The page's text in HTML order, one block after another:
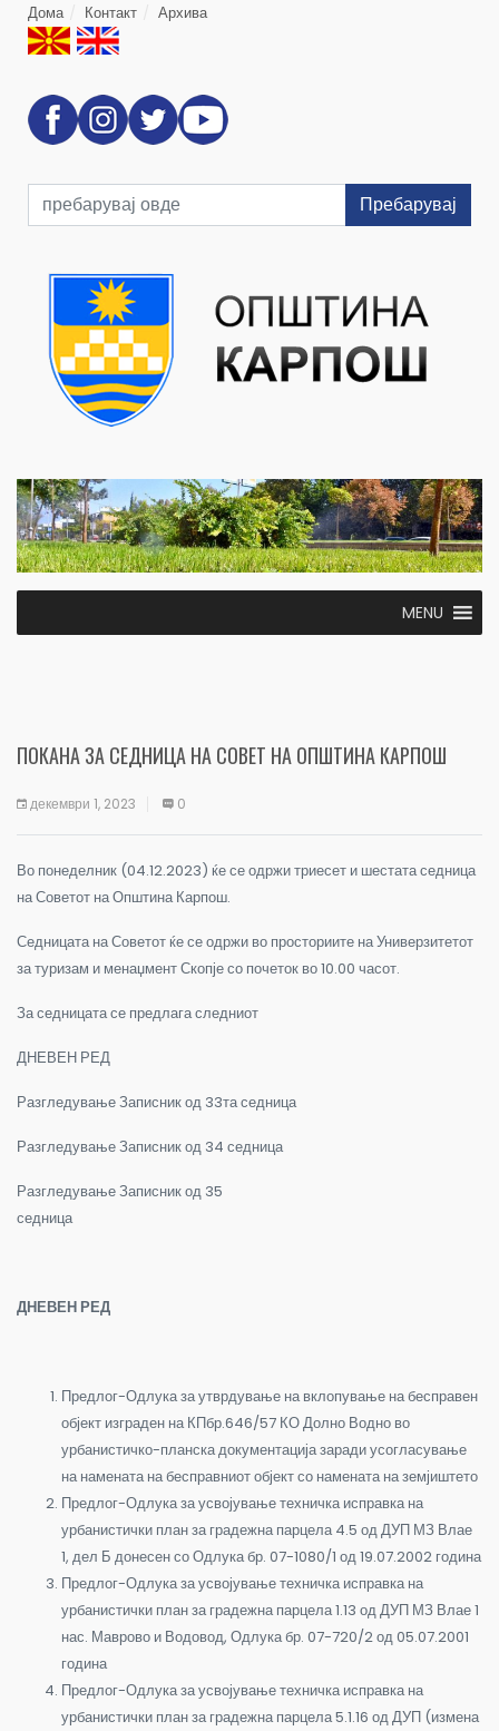
Дома Контакт Архива
Пребарувај
MENU
ПОКАНА ЗА СЕДНИЦА НА СОВЕТ НА ОПШТИНА КАРПОШ
декември 1, 2023 0
Во понеделник (04.12.2023) ќе се одржи триесет и шестата седница
на Советот на Општина Карпош.
Седницата на Советот ќе се одржи во просториите на Универзитетот
за туризам и менаџмент Скопје со почеток во 10.00 часот.
За седницата се предлага следниот
ДНЕВЕН РЕД
Разгледување Записник од 33та седница
Разгледување Записник од 34 седница
Разгледување Записник од 35
седница
ДНЕВЕН РЕД
Предлог-Одлука за утврдување на вклопување на бесправен
објект изграден на КПбр.646/57 КО Долно Водно во
урбанистичко-планска документација заради усогласување
на намената на бесправниот објект со намената на земјиштето
Предлог-Одлука за усвојување техничка исправка на
урбанистички план за градежна парцела 4.5 од ДУП МЗ Влае
1, дел Б донесен со Одлука бр. 07-1080/1 од 19.07.2002 година
Предлог-Одлука за усвојување техничка исправка на
урбанистички план за градежна парцела 1.13 од ДУП МЗ Влае 1
нас. Маврово и Водовод, Одлука бр. 07-720/2 од 05.07.2001
година
Предлог-Одлука за усвојување техничка исправка на
урбанистички план за градежна парцела 5.1.16 од ДУП (измена